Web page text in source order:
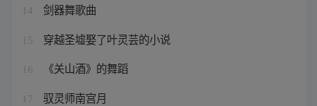
14 剑器舞歌曲
15 穿越圣墟娶了叶灵芸的小说
16 《关山酒》的舞蹈
17 驭灵师南宫月